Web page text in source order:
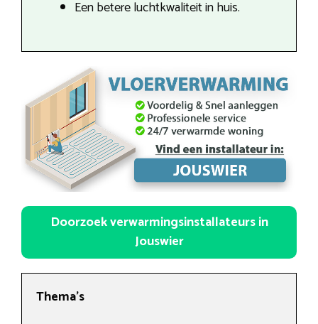
Een betere luchtkwaliteit in huis.
Doorzoek verwarmingsinstallateurs in
Jouswier
Thema’s